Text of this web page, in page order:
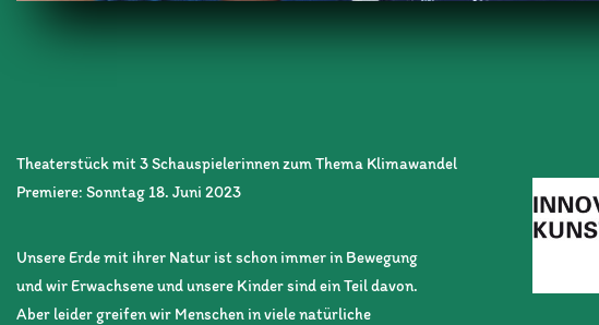
Theaterstück mit 3 Schauspielerinnen zum Thema Klimawandel
Premiere: Sonntag 18. Juni 2023
Unsere Erde mit ihrer Natur ist schon immer in Bewegung
und wir Erwachsene und unsere Kinder sind ein Teil davon.
Aber leider greifen wir Menschen in viele natürliche